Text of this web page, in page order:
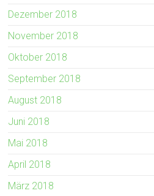
Dezember 2018
November 2018
Oktober 2018
September 2018
August 2018
Juni 2018
Mai 2018
April 2018
März 2018